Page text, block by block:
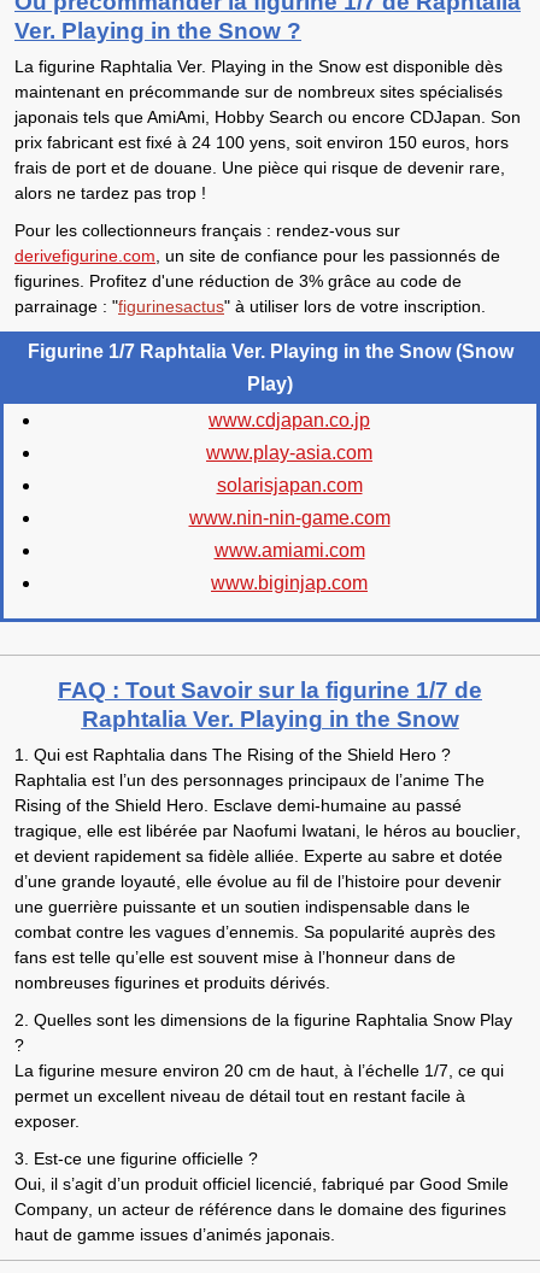
Ver. Playing in the Snow ?
La figurine Raphtalia Ver. Playing in the Snow est disponible dès
maintenant en précommande sur de nombreux sites spécialisés
japonais tels que AmiAmi, Hobby Search ou encore CDJapan. Son
prix fabricant est fixé à 24 100 yens , soit environ 150 euros , hors
frais de port et de douane. Une pièce qui risque de devenir rare,
alors ne tardez pas trop !
Pour les collectionneurs français : rendez-vous sur
derivefigurine.com , un site de confiance pour les passionnés de
figurines. Profitez d'une réduction de 3% grâce au code de
parrainage : "figurinesactus" à utiliser lors de votre inscription.
Figurine 1/7 Raphtalia Ver. Playing in the Snow (Snow
Play)
www.cdjapan.co.jp
www.play-asia.com
solarisjapan.com
www.nin-nin-game.com
www.amiami.com
www.biginjap.com
FAQ : Tout Savoir sur la figurine 1/7 de
Raphtalia Ver. Playing in the Snow
1. Qui est Raphtalia dans The Rising of the Shield Hero ?
Raphtalia est l’un des personnages principaux de l’anime The
Rising of the Shield Hero Esclave demi-humaine au passé
tragique, elle est libérée par Naofumi Iwatani, le héros au bouclier
et devient rapidement sa fidèle alliée. Experte au sabre et dotée
d’une grande loyauté , elle évolue au fil de l’histoire pour devenir
une guerrière puissante et un soutien indispensable dans le
combat contre les vagues d’ennemis. Sa popularité auprès des
fans est telle qu’elle est souvent mise à l’honneur dans de
nombreuses figurines et produits dérivés.
2. Quelles sont les dimensions de la figurine Raphtalia Snow Play
?
La figurine mesure environ 20 cm de haut , à l’échelle 1/7 , ce qui
permet un excellent niveau de détail tout en restant facile à
exposer.
3. Est-ce une figurine officielle ?
Oui, il s’agit d’un produit officiel licencié , fabriqué par Good Smile
Company , un acteur de référence dans le domaine des figurines
haut de gamme issues d’animés japonais.